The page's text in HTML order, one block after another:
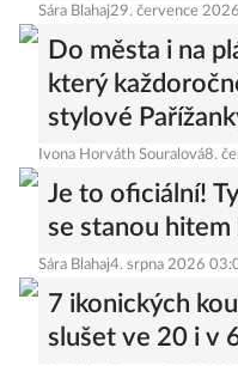
Sára Blahaj29. července
Do města i na
který
stylové
Ivona Horváth Souralová8.
Je to oficiální!
se stanou
Sára Blahaj4. srpna 2026
7 ikonických
slušet ve 20 i v